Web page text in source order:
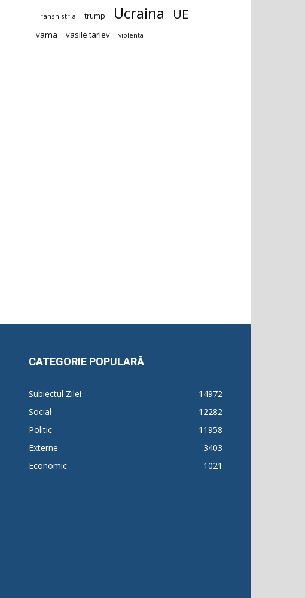
Transnistria trump Ucraina UE
vama vasile tarlev violenta
CATEGORIE POPULARĂ
Subiectul Zilei
14972
Social
12282
Politic
11958
Externe
3403
Economic
1021